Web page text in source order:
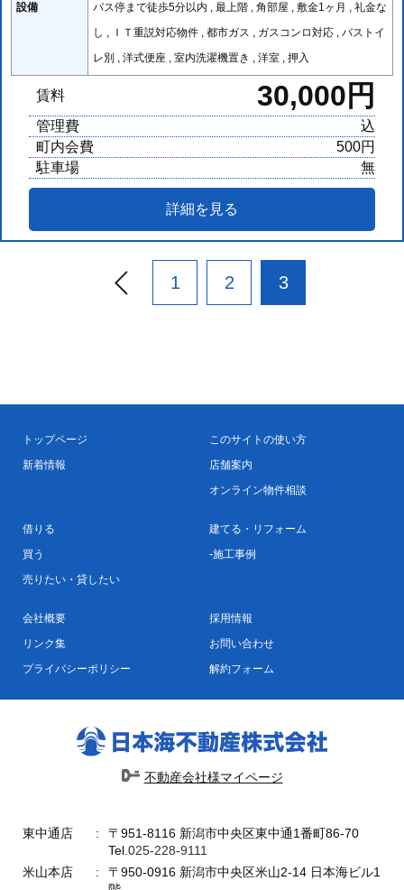
設備
バス停まで徒歩5分以内 , 最上階 , 角部屋 , 敷金1ヶ月 , 礼金な
し , ＩＴ重説対応物件 , 都市ガス , ガスコンロ対応 , バストイ
レ別 , 洋式便座 , 室内洗濯機置き , 洋室 , 押入
賃料 30,000円
管理費
込
町内会費
500円
駐車場
無
詳細を見る
1 2 3
トップページ
新着情報
このサイトの使い方
店舗案内
オンライン物件相談
借りる
買う
売りたい・貸したい
建てる・リフォーム
施工事例
会社概要
リンク集
プライバシーポリシー
採用情報
お問い合わせ
解約フォーム
不動産会社様マイページ
東中通店
〒951-8116 新潟市中央区東中通1番町86-70
Tel.025-228-9111
米山本店
〒950-0916 新潟市中央区米山2-14 日本海ビル1